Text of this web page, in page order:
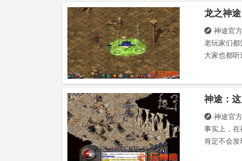
 神途官方
老玩家们都
大家也都听
 神途官方
事实上，在
肯定不会发